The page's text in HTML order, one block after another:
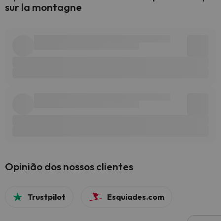
sur la montagne
Opinião dos nossos clientes
Trustpilot Esquiades.com